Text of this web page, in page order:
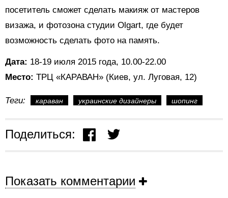
посетитель сможет сделать макияж от мастеров
визажа, и фотозона студии Olgart, где будет
возможность сделать фото на память.
Дата: 18-19 июля 2015 года, 10.00-22.00
Место: ТРЦ «КАРАВАН» (Киев, ул. Луговая, 12)
Теги: караван украинские дизайнеры шопинг
Поделиться:
Показать комментарии